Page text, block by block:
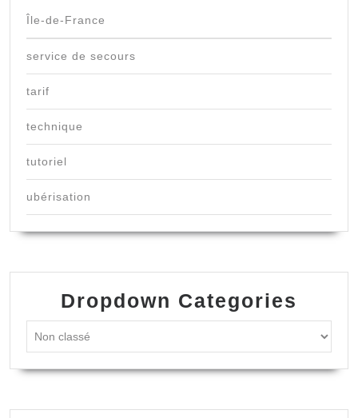
Île-de-France
service de secours
tarif
technique
tutoriel
ubérisation
Dropdown Categories